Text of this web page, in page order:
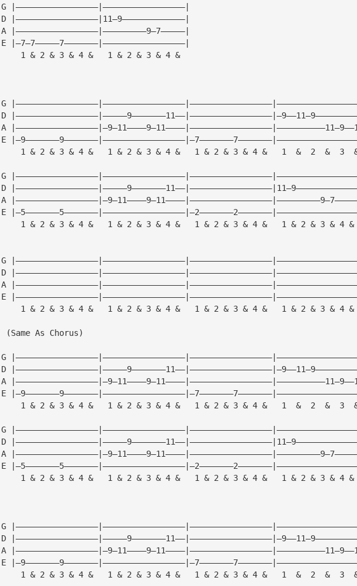
G |—————————————————|—————————————————|
D |—————————————————|11—9—————————————|
A |—————————————————|—————————9—7—————|
E |—7—7—————7———————|—————————————————|
    1 & 2 & 3 & 4 &   1 & 2 & 3 & 4 &
G
D
A
E
1 & 2 & 3 & 4 &   1 & 2 & 3 & 4 &   1 & 2 & 3 & 4 &   1  &  2  &  3
G
D
A
E
    1 & 2 & 3 & 4 &   1 & 2 & 3 & 4 &   1 & 2 & 3 & 4 &   1 & 2 & 3 & 4 &
G
D
A
E
    1 & 2 & 3 & 4 &   1 & 2 & 3 & 4 &   1 & 2 & 3 & 4 &   1 & 2 & 3 & 4 &
(Same As Chorus)
G
D
A
E
1 & 2 & 3 & 4 &   1 & 2 & 3 & 4 &   1 & 2 & 3 & 4 &   1  &  2  &  3
G
D
A
E
    1 & 2 & 3 & 4 &   1 & 2 & 3 & 4 &   1 & 2 & 3 & 4 &   1 & 2 & 3 & 4 &
G
D
A
E
1 & 2 & 3 & 4 &   1 & 2 & 3 & 4 &   1 & 2 & 3 & 4 &   1  &  2  &  3